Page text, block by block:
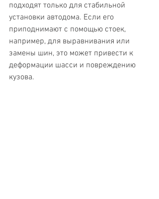
подходят только для стабильной
установки автодома. Если его
приподнимают с помощью стоек,
например, для выравнивания или
замены шин, это может привести к
деформации шасси и повреждению
кузова.